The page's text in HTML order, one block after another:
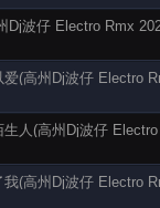
Dj波仔 Electro Rmx
爱(高州Dj波仔 Electro
生人(高州Dj波仔
我(高州Dj波仔 Electro